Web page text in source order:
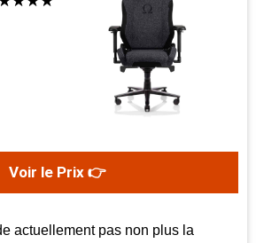
Voir le Prix 👉
actuellement pas non plus la